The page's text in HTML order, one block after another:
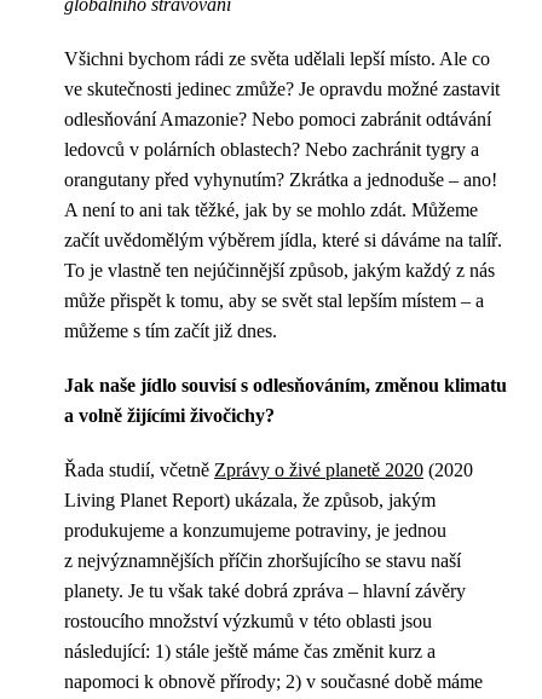
globálního stravování
Všichni bychom rádi ze světa udělali lepší místo. Ale co
ve skutečnosti jedinec zmůže? Je opravdu možné zastavit
odlesňování Amazonie? Nebo pomoci zabránit odtávání
ledovců v polárních oblastech? Nebo zachránit tygry a
orangutany před vyhynutím? Zkrátka a jednoduše – ano!
A není to ani tak těžké, jak by se mohlo zdát. Můžeme
začít uvědomělým výběrem jídla, které si dáváme na talíř.
To je vlastně ten nejúčinnější způsob, jakým každý z nás
může přispět k tomu, aby se svět stal lepším místem – a
můžeme s tím začít již dnes.
Jak naše jídlo souvisí s odlesňováním, změnou klimatu
a volně žijícími živočichy?
Řada studií, včetně Zprávy o živé planetě 2020 (2020
Living Planet Report) ukázala, že způsob, jakým
produkujeme a konzumujeme potraviny, je jednou
z nejvýznamnějších příčin zhoršujícího se stavu naší
planety. Je tu však také dobrá zpráva – hlavní závěry
rostoucího množství výzkumů v této oblasti jsou
následující: 1) stále ještě máme čas změnit kurz a
napomoci k obnově přírody; 2) v současné době máme